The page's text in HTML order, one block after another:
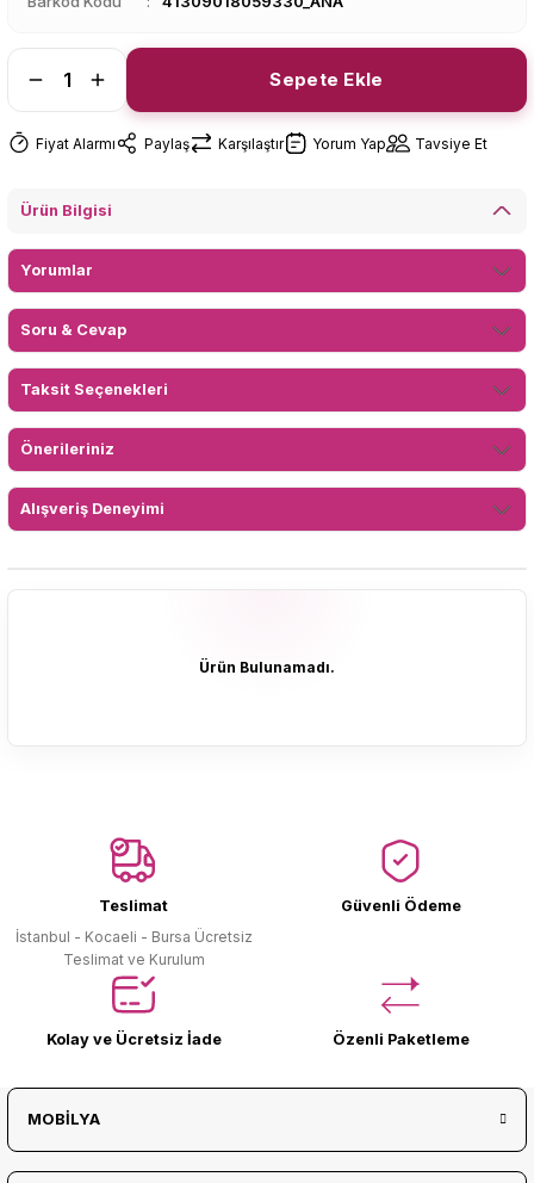
Sepete Ekle
Fiyat Alarmı Paylaş Karşılaştır Yorum Yap Tavsiye Et
Ürün Bilgisi
Yorumlar
Soru & Cevap
Taksit Seçenekleri
Önerileriniz
Alışveriş Deneyimi
Ürün Bulunamadı.
Teslimat
İstanbul - Kocaeli - Bursa Ücretsiz
Teslimat ve Kurulum
Güvenli Ödeme
Kolay ve Ücretsiz İade Özenli Paketleme
MOBİLYA